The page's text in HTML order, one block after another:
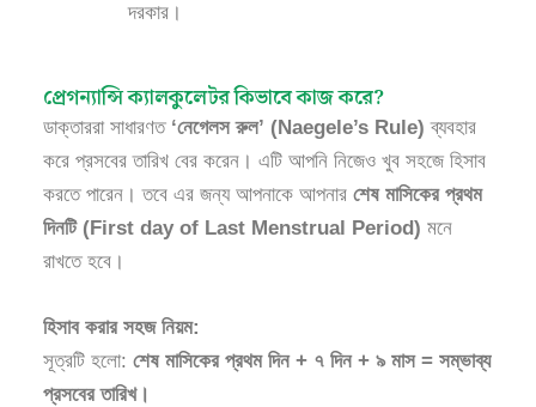
দরকার।
প্রেগন্যান্সি ক্যালকুলেটর কিভাবে কাজ করে?
ডাক্তাররা সাধারণত ‘নেগেলস রুল’ (Naegele’s Rule) ব্যবহার
করে প্রসবের তারিখ বের করেন। এটি আপনি নিজেও খুব সহজে হিসাব
করতে পারেন। তবে এর জন্য আপনাকে আপনারশেষ মাসিকের প্রথম
দিনটি (First day of Last Menstrual Period) মনে
রাখতে হবে।
হিসাব করার সহজ নিয়ম:
সূত্রটি হলো:শেষ মাসিকের প্রথম দিন + ৭ দিন + ৯ মাস = সম্ভাব্য
প্রসবের তারিখ।